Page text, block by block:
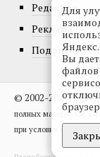
Редакция
Реклама
Подписка
© 2002-2026, Все
полных материалов
при условии
Для
Вы
файлов